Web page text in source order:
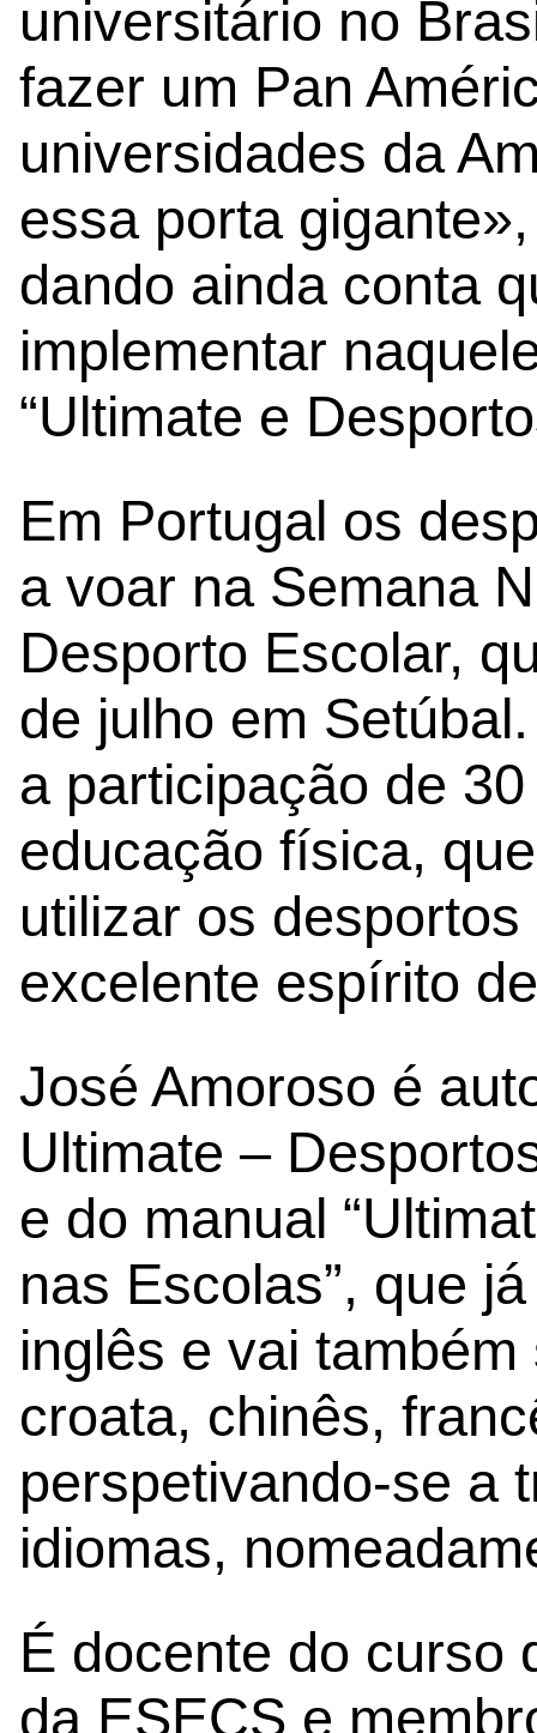
universitário no
fazer um Pan
universidades da
essa porta
dando ainda conta
implementar
“Ultimate e
Em Portugal os
a voar na Semana
Desporto Escolar,
de julho em
a participação de
educação física,
utilizar os
excelente espírito
José Amoroso é
Ultimate –
e do manual
nas Escolas”, que
inglês e vai
croata, chinês,
perspetivando-se a
idiomas,
É docente do curso
da ESECS e